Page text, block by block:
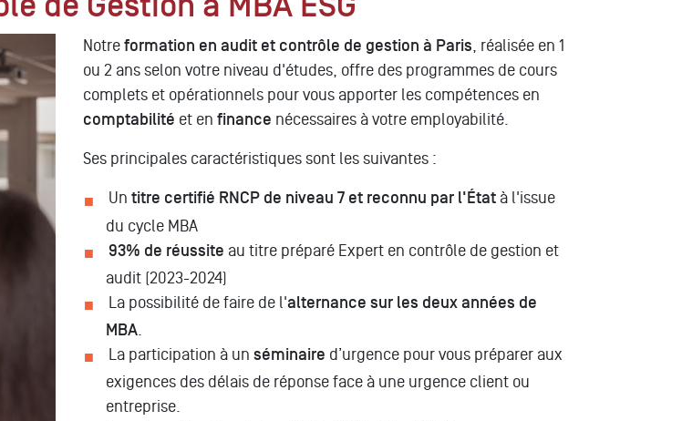
Notre formation en audit et contrôle de gestion à Paris, réalisée en 1
ou 2 ans selon votre niveau d'études, offre des programmes de cours
complets et opérationnels pour vous apporter les compétences en
comptabilité et en finance nécessaires à votre employabilité.
Ses principales caractéristiques sont les suivantes :
Un titre certifié RNCP de niveau 7 et reconnu par l'État à l'issue
du cycle MBA
93% de réussite au titre préparé Expert en contrôle de gestion et
audit (2023-2024)
La possibilité de faire de l'alternance sur les deux années de
MBA.
La participation à un séminaire d’urgence pour vous préparer aux
exigences des délais de réponse face à une urgence client ou
entreprise.